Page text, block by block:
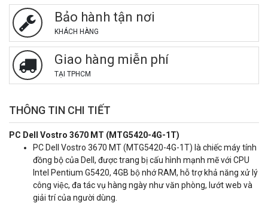
Bảo hành tận nơi
KHÁCH HÀNG
Giao hàng miễn phí
TẠI TPHCM
THÔNG TIN CHI TIẾT
PC Dell Vostro 3670 MT (MTG5420-4G-1T)
PC Dell Vostro 3670 MT (MTG5420-4G-1T) là chiếc máy tính
đồng bộ của Dell, được trang bị cấu hình mạnh mẽ với CPU
Intel Pentium G5420, 4GB bộ nhớ RAM, hỗ trợ khả năng xử lý
công việc, đa tác vụ hàng ngày như văn phòng, lướt web và
giải trí của người dùng.